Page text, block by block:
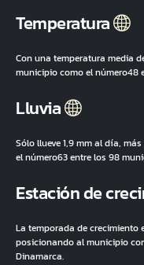
Temperatura
Con una temperatura media
municipio como el número48
Lluvia
Sólo llueve 1,9 mm al día,
el número63 entre los 98
Estación de
La temporada de crecimiento
posicionando al municipio
Dinamarca.